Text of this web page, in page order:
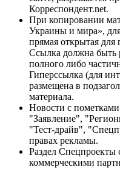
Корреспондент.net.
При копировании
Украины и мира»,
прямая открытая для
Ссылка должна быть
полного либо
Гиперссылка (для
размещена в
материала.
Новости с
"Заявление",
"Тест-драйв",
правах рекламы.
Раздел Спецпроекты
коммерческими